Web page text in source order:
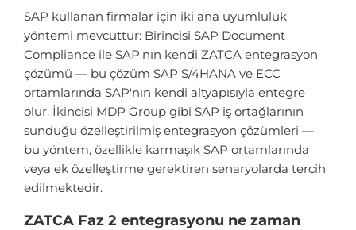
SAP kullanan firmalar için iki ana uyumluluk
yöntemi mevcuttur: Birincisi SAP Document
Compliance ile SAP'nın kendi ZATCA entegrasyon
çözümü — bu çözüm SAP S/4HANA ve ECC
ortamlarında SAP'nın kendi altyapısıyla entegre
olur. İkincisi MDP Group gibi SAP iş ortağlarının
sunduğu özelleştirilmiş entegrasyon çözümleri —
bu yöntem, özellikle karmaşık SAP ortamlarında
veya ek özelleştirme gerektiren senaryolarda tercih
edilmektedir.
ZATCA Faz 2 entegrasyonu ne zaman